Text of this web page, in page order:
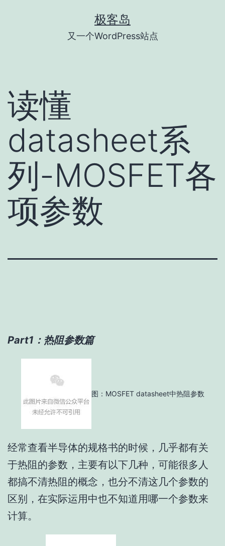
极客岛
又一个WordPress站点
读懂
datasheet系
列-MOSFET各
项参数
Part1：热阻参数篇
图：MOSFET datasheet中热阻参数
经常查看半导体的规格书的时候 ， 几乎都有关
于热阻的参数 ，主要有以下几种，可能很多人
都搞不清热阻的概念，也分不清这几个参数的
区别，在实际运用中也不知道用哪一个参数来
计算。